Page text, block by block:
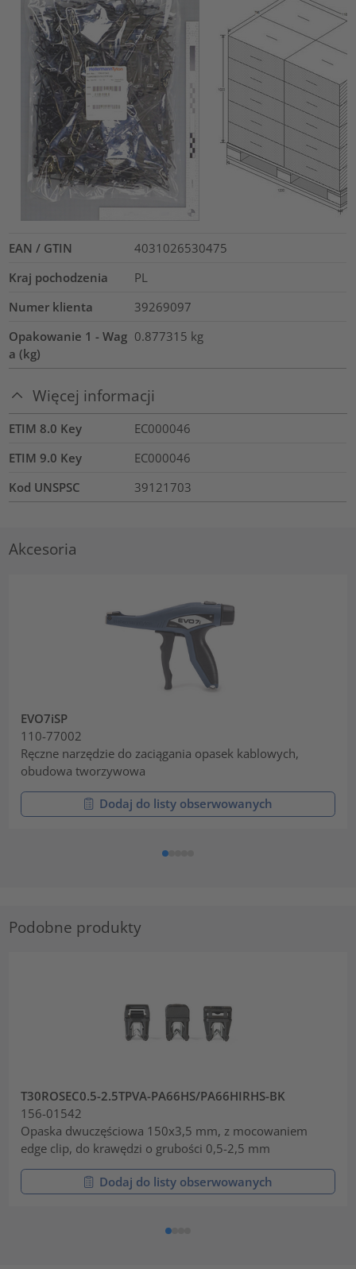
EAN / GTIN
4031026530475
Kraj pochodzenia
PL
Numer klienta
39269097
Opakowanie 1 - Wag
a (kg)
0.877315 kg
Więcej informacji
ETIM 8.0 Key
EC000046
ETIM 9.0 Key
EC000046
Kod UNSPSC
39121703
Akcesoria
EVO7iSP
110-77002
Ręczne narzędzie do zaciągania opasek kablowych,
obudowa tworzywowa
Dodaj do listy obserwowanych
Podobne produkty
T30ROSEC0.5-2.5TPVA-PA66HS/PA66HIRHS-BK
156-01542
Opaska dwuczęściowa 150x3,5 mm, z mocowaniem
edge clip, do krawędzi o grubości 0,5-2,5 mm
Dodaj do listy obserwowanych